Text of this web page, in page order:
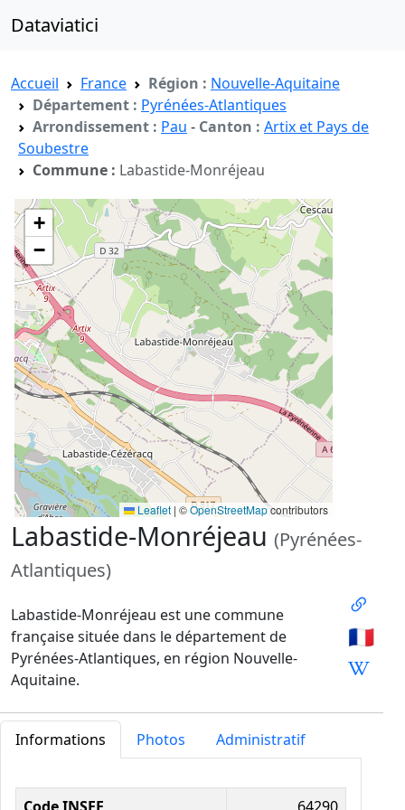
Dataviatici
Accueil France Région : Nouvelle-Aquitaine
Département : Pyrénées-Atlantiques
Arrondissement : Pau - Canton : Artix et Pays de
Soubestre
Commune : Labastide-Monréjeau
+
−
Leaflet | ©OpenStreetMapcontributors
Labastide-Monréjeau (Pyrénées-
Atlantiques)
Labastide-Monréjeau est une commune
française située dans le département de
Pyrénées-Atlantiques, en région Nouvelle-
Aquitaine.
🇫🇷
Informations Photos Administratif
Informations administratives